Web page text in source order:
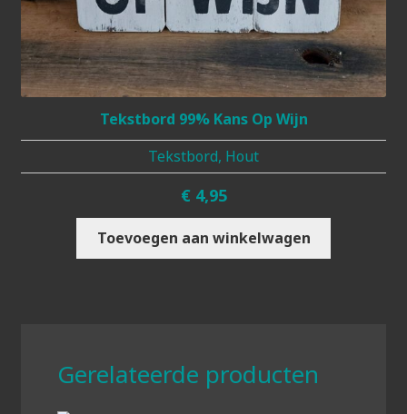
Tekstbord 99% Kans Op Wijn
Tekstbord, Hout
€ 4,95
Toevoegen aan winkelwagen
Gerelateerde producten